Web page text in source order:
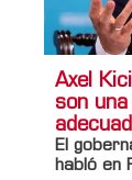
Axel
son
El
habló en